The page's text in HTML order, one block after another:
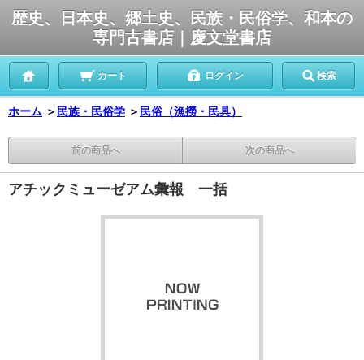
歴史、日本史、郷土史、民族・民俗学、和本の
専門古書店｜慶文堂書店
カート ログイン 検索
ホーム ＞ 民族・民俗学 ＞ 民俗（漁撈・民具）
前の商品へ 次の商品へ
アチックミューゼアム彙報 一括